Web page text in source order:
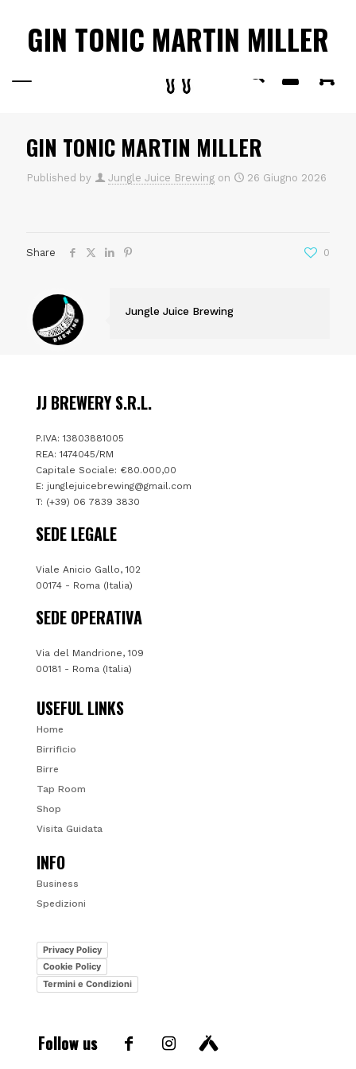
GIN TONIC MARTIN MILLER
GIN TONIC MARTIN MILLER
Published by Jungle Juice Brewing on 26 Giugno 2026
Share 0
Jungle Juice Brewing
JJ BREWERY S.R.L.
P.IVA: 13803881005
REA: 1474045/RM
Capitale Sociale: €80.000,00
E: junglejuicebrewing@gmail.com
T: (+39) 06 7839 3830
SEDE LEGALE
Viale Anicio Gallo, 102
00174 - Roma (Italia)
SEDE OPERATIVA
Via del Mandrione, 109
00181 - Roma (Italia)
USEFUL LINKS
Home
Birrificio
Birre
Tap Room
Shop
Visita Guidata
INFO
Business
Spedizioni
Privacy Policy
Cookie Policy
Termini e Condizioni
Follow us